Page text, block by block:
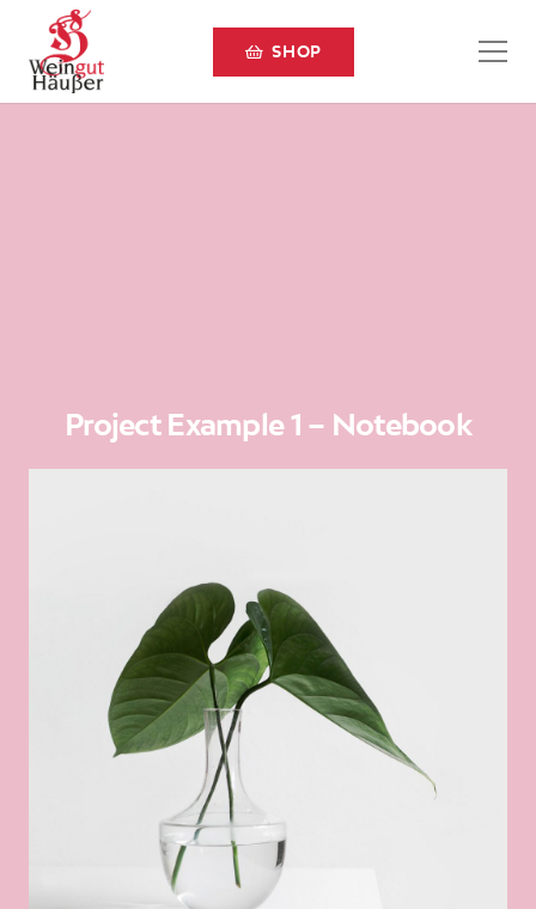
SHOP
Project Example 1 – Notebook